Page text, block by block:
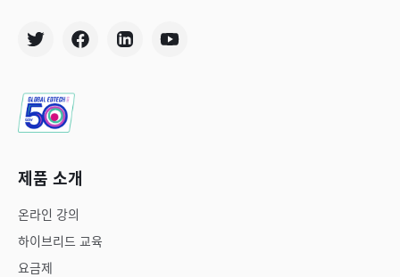
제품 소개
온라인 강의
하이브리드 교육
요금제